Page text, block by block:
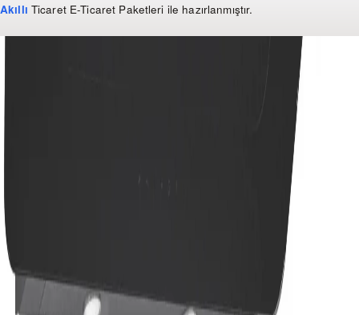
Akıllı Ticaret E-Ticaret Paketleri ile hazırlanmıştır.